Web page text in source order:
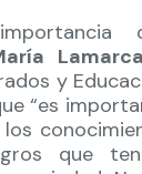
y
“es
que